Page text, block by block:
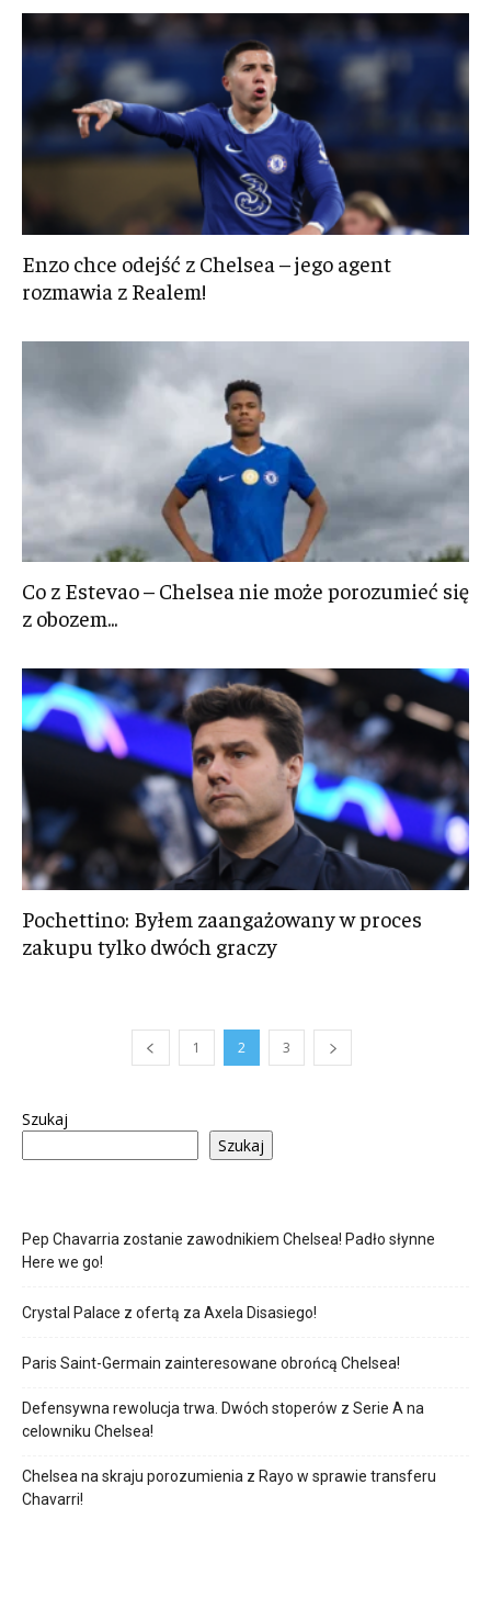
Enzo chce odejść z Chelsea – jego agent
rozmawia z Realem!
Co z Estevao – Chelsea nie może porozumieć się
z obozem...
Pochettino: Byłem zaangażowany w proces
zakupu tylko dwóch graczy
1 2 3
Szukaj
Szukaj
Pep Chavarria zostanie zawodnikiem Chelsea! Padło słynne
Here we go!
Crystal Palace z ofertą za Axela Disasiego!
Paris Saint-Germain zainteresowane obrońcą Chelsea!
Defensywna rewolucja trwa. Dwóch stoperów z Serie A na
celowniku Chelsea!
Chelsea na skraju porozumienia z Rayo w sprawie transferu
Chavarri!